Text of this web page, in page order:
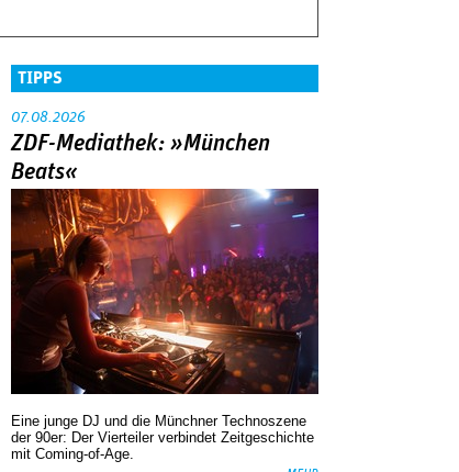
TIPPS
07.08.2026
ZDF-Mediathek: »München
Beats«
Eine junge DJ und die Münchner Technoszene
der 90er: Der Vierteiler verbindet Zeitgeschichte
mit Coming-of-Age.